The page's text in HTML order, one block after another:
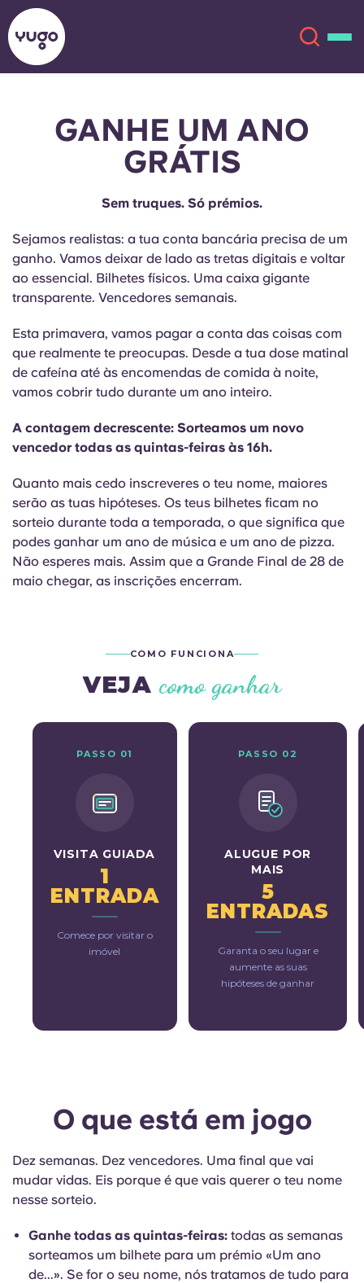
Sobre
Conta Língua
English (GB)
Español
Català
French
Portuguese
Selecione um país
Selecione uma residência
Iniciar sessão
Reservar agora
English (GB)
English (US)
Català Deutsch
Italian French
Portuguese
GANHE UM ANO
GRÁTIS
Sem truques. Só prémios.
Sejamos realistas: a tua conta bancária precisa de um
ganho. Vamos deixar de lado as tretas digitais e voltar
ao essencial. Bilhetes físicos. Uma caixa gigante
transparente. Vencedores semanais.
Esta primavera, vamos pagar a conta das coisas com
que realmente te preocupas. Desde a tua dose matinal
de cafeína até às encomendas de comida à noite,
vamos cobrir tudo durante um ano inteiro.
A contagem decrescente: Sorteamos um novo
vencedor todas as quintas-feiras às 16h.
Quanto mais cedo inscreveres o teu nome, maiores
serão as tuas hipóteses. Os teus bilhetes ficam no
sorteio durante toda a temporada, o que significa que
podes ganhar um ano de música e um ano de pizza.
Não esperes mais. Assim que a Grande Final de 28 de
maio chegar, as inscrições encerram.
COMO FUNCIONA
VEJA como ganhar
PASSO 01
VISITA GUIADA
1
ENTRADA
Comece por visitar o
imóvel
PASSO 02
ALUGUE POR
MAIS
5
ENTRADAS
Garanta o seu lugar e
aumente as suas
hipóteses de ganhar
O que está em jogo
Dez semanas. Dez vencedores. Uma final que vai
mudar vidas. Eis porque é que vais querer o teu nome
nesse sorteio.
Ganhe todas as quintas-feiras: todas as semanas
sorteamos um bilhete para um prémio «Um ano
de...». Se for o seu nome, nós tratamos de tudo para